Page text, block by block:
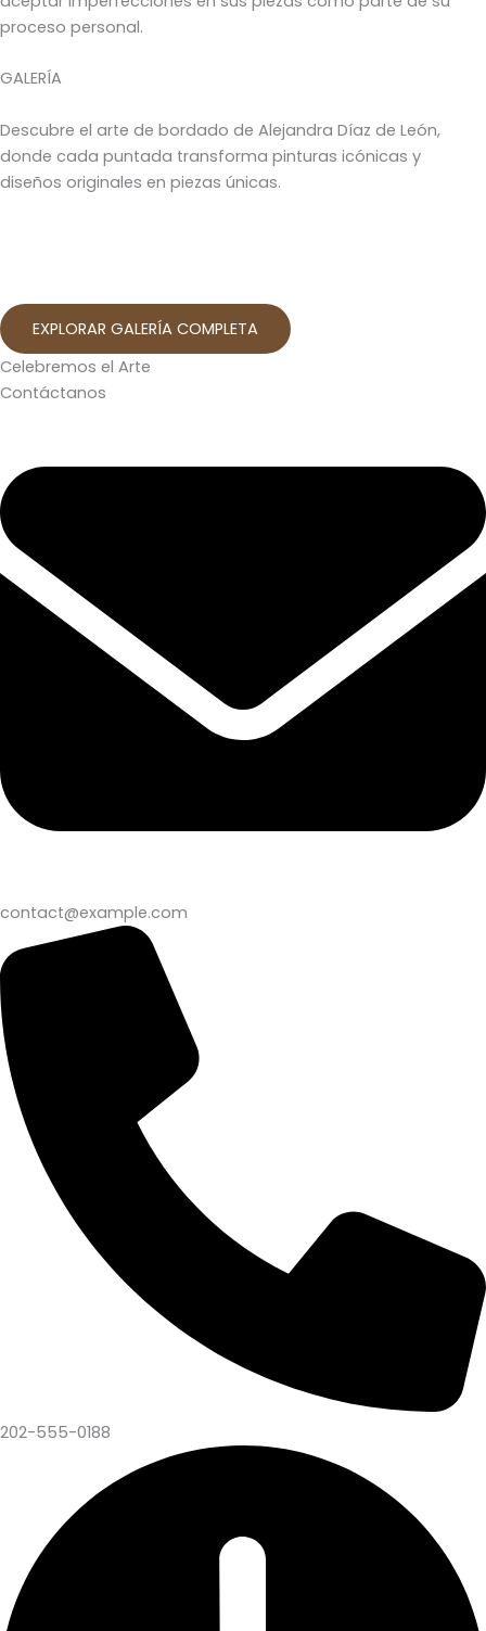
proceso personal.
GALERÍA
Descubre el arte de bordado de Alejandra Díaz de León,
donde cada puntada transforma pinturas icónicas y
diseños originales en piezas únicas.
EXPLORAR GALERÍA COMPLETA
Celebremos el Arte
Contáctanos
contact@example.com
202-555-0188